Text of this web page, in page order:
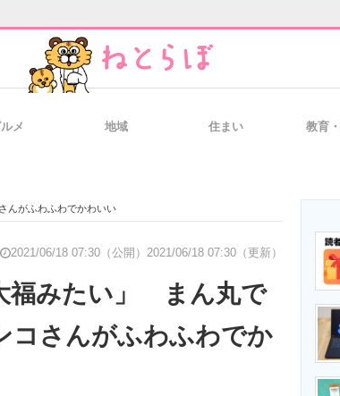
経営リーダーのコミ
IT製品の技術・比較・事例 製造業のIT導入・活
メ 地域 住まい 教育
んがふわふわでかわいい
2021/06/18 07:30（公開） 2021/06/18 07:30（更新）
福みたい」 まん丸で
コさんがふわふわでか